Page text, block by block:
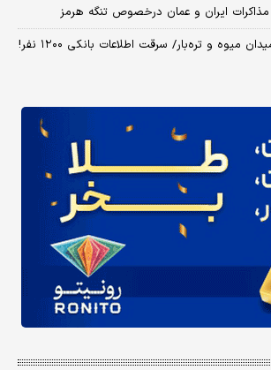
مذاکرات ایران و عمان درخصوص تنگه هرمز
میوه و تره‌بار/ سرقت اطلاعات بانکی ۱۲۰۰ نفر!